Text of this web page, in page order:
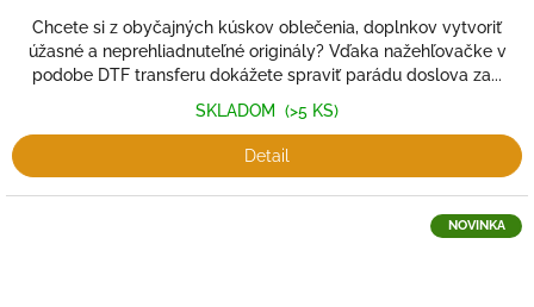
Chcete si z obyčajných kúskov oblečenia, doplnkov vytvoriť
úžasné a neprehliadnuteľné originály? Vďaka nažehľovačke v
podobe DTF transferu dokážete spraviť parádu doslova za...
SKLADOM (>5 KS)
Detail
NOVINKA